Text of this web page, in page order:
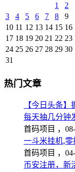
1
2
3
4 5 6 7 8
9
10 11 12 13 14 15 16
17 18 19 20 21 22 23
24 25 26 27 28 29 30
31
热门文章
【今日头条
每天抽几分钟
首码项目 ，
一斗米挂机,
首码项目 ，
币安注册，新